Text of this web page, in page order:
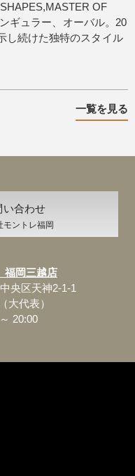
OF
ギュラー、オーバル。20
し続けた独特のスタイル
一覧を見る
い合わせ
モントレ福岡
岡三越店
央区天神2-1-1
大代表）
20:00